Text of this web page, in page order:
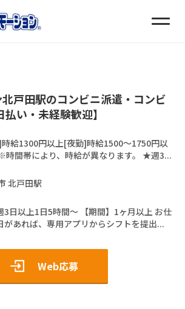
戸田駅のコンビニ派遣・コンビ
い・未経験歓迎】
給1300円以上[夜勤]時給1500～1750円以
時間帯により、時給が異なります。 ★週3...
北戸田駅
3日以上1日5時間～ 【期間】1ヶ月以上 お仕
があれば、専用アプリからシフトを提出...
Web応募